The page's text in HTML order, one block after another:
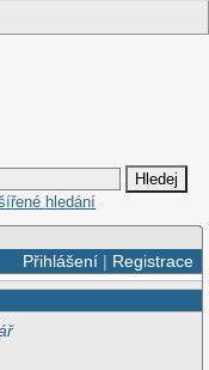
hledání
Přihlášení| Registrace